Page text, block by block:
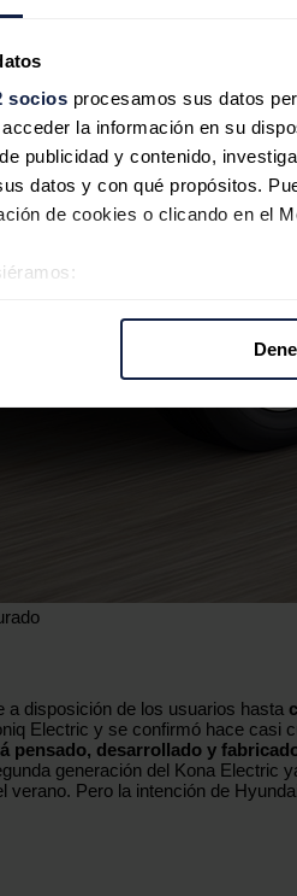
socios procesamos sus datos
la información en su
publicidad y contenido,
datos y con qué propósitos.
de cookies o clicando en el
se usan para personalizar el
a disposición de los usuarios hasta
Electric y se confirmó hace casi
pensado, desarrollado y
generación del Kona Electric
Pero la intención de